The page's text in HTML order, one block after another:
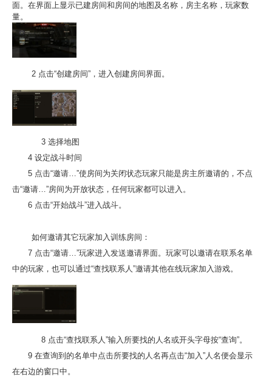
面。在界面上显示已建房间和房间的地图及名称，房主名称，玩家数
量。
2 点击“创建房间”，进入创建房间界面。
3 选择地图
4 设定战斗时间
5 点击“邀请…”使房间为关闭状态玩家只能是房主所邀请的，不点
击“邀请…”房间为开放状态，任何玩家都可以进入。
6 点击“开始战斗”进入战斗。
如何邀请其它玩家加入训练房间：
7 点击“邀请…”玩家进入发送邀请界面。玩家可以邀请在联系名单
中的玩家，也可以通过“查找联系人”邀请其他在线玩家加入游戏。
8 点击“查找联系人”输入所要找的人名或开头字母按“查询”。
9 在查询到的名单中点击所要找的人名再点击“加入”人名便会显示
在右边的窗口中。